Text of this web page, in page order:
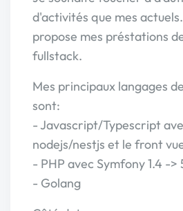
d'activités que mes
propose mes préstations
fullstack.
Mes principaux langages
sont:
- Javascript/Typescript
nodejs/nestjs et le front
- PHP avec Symfony 1.4 ->
- Golang